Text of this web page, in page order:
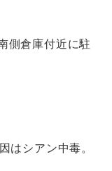
側倉庫付近に駐
はシアン中毒。